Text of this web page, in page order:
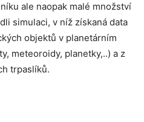
ale naopak malé množství
simulaci, v níž získaná data
objektů v planetárním
meteoroidy, planetky,..) a z
trpaslíků.